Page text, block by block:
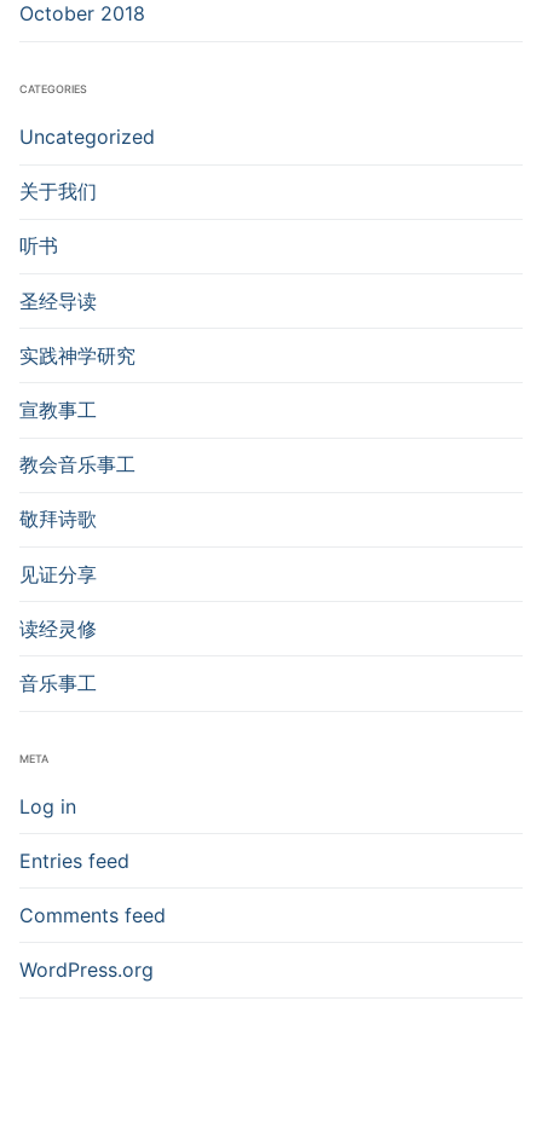
October 2018
CATEGORIES
Uncategorized
关于我们
听书
圣经导读
实践神学研究
宣教事工
教会音乐事工
敬拜诗歌
见证分享
读经灵修
音乐事工
META
Log in
Entries feed
Comments feed
WordPress.org